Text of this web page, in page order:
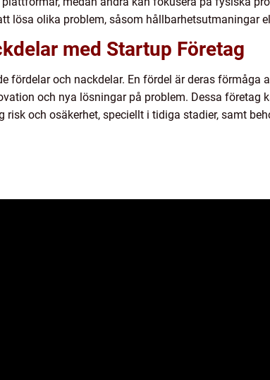
lösa olika problem, såsom hållbarhetsutmaningar
med Startup Företag
fördelar och nackdelar. En fördel är deras förmåga
och nya lösningar på problem. Dessa företag
risk och osäkerhet, speciellt i tidiga stadier, samt